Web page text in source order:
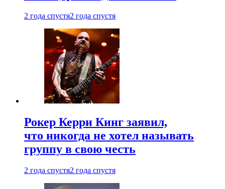
2 года спустя2 года спустя
Рокер Керри Кинг заявил,
что никогда не хотел называть
группу в свою честь
2 года спустя2 года спустя